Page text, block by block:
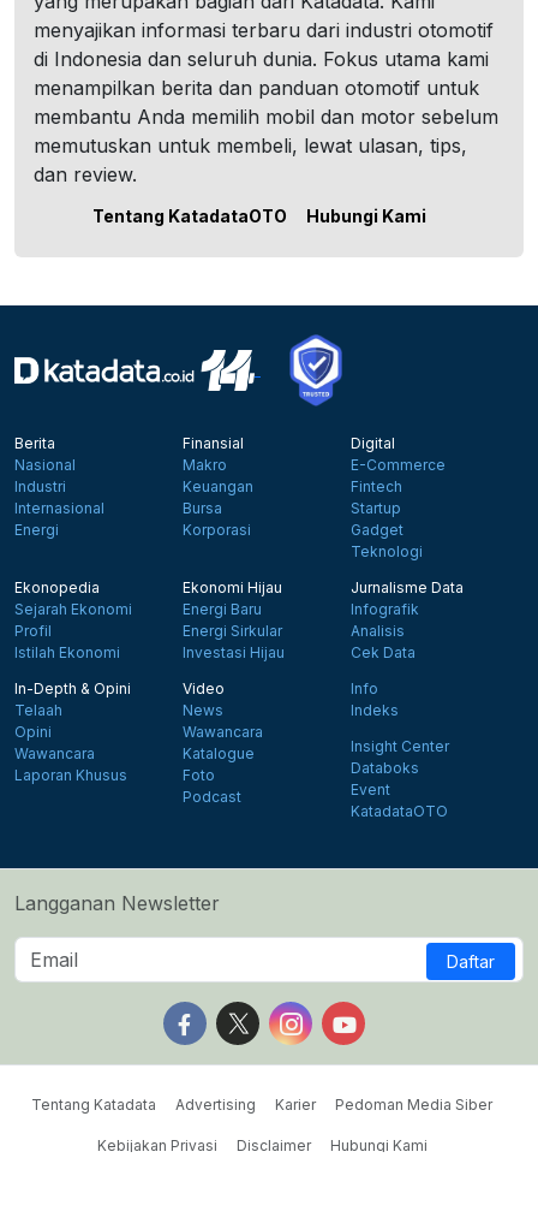
menyajikan informasi terbaru dari industri otomotif
di Indonesia dan seluruh dunia. Fokus utama kami
menampilkan berita dan panduan otomotif untuk
membantu Anda memilih mobil dan motor sebelum
memutuskan untuk membeli, lewat ulasan, tips,
dan review.
Tentang KatadataOTO Hubungi Kami
Berita
Nasional
Industri
Internasional
Energi
Finansial
Makro
Keuangan
Bursa
Korporasi
Digital
E-Commerce
Fintech
Startup
Gadget
Teknologi
Ekonopedia
Sejarah Ekonomi
Profil
Istilah Ekonomi
Ekonomi Hijau
Energi Baru
Energi Sirkular
Investasi Hijau
Jurnalisme Data
Infografik
Analisis
Cek Data
In-Depth & Opini
Telaah
Opini
Wawancara
Laporan Khusus
Video
News
Wawancara
Katalogue
Foto
Podcast
Info
Indeks
Insight Center
Databoks
Event
KatadataOTO
Langganan Newsletter
Daftar
Follow us on Facebook
Follow us on X
Follow us on Instagram
Follow us on
Tentang Katadata Advertising Karier Pedoman Media Siber
Kebijakan Privasi Disclaimer Hubungi Kami